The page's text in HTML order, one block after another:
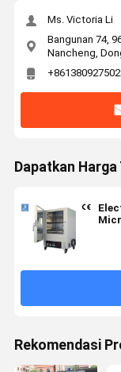
Ms. Victoria Li
Bangunan 74,
Nancheng,
Dapatkan
Rekomendasi